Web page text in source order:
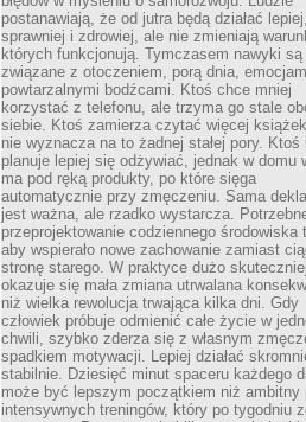
postanawiają, że od jutra będą działać lepiej,
sprawniej i zdrowiej, ale nie zmieniają
których funkcjonują. Tymczasem nawyki
związane z otoczeniem, porą dnia,
powtarzalnymi bodźcami. Ktoś chce mniej
korzystać z telefonu, ale trzyma go stale
siebie. Ktoś zamierza czytać więcej
nie wyznacza na to żadnej stałej pory. Ktoś
planuje lepiej się odżywiać, jednak w domu
ma pod ręką produkty, po które sięga
automatycznie przy zmęczeniu. Sama
jest ważna, ale rzadko wystarcza.
przeprojektowanie codziennego środowiska
aby wspierało nowe zachowanie zamiast
stronę starego. W praktyce dużo
okazuje się mała zmiana utrwalana
niż wielka rewolucja trwająca kilka dni. Gdy
człowiek próbuje odmienić całe życie w
chwili, szybko zderza się z własnym
spadkiem motywacji. Lepiej działać
stabilnie. Dziesięć minut spaceru każdego
może być lepszym początkiem niż ambitny
intensywnych treningów, który po tygodniu